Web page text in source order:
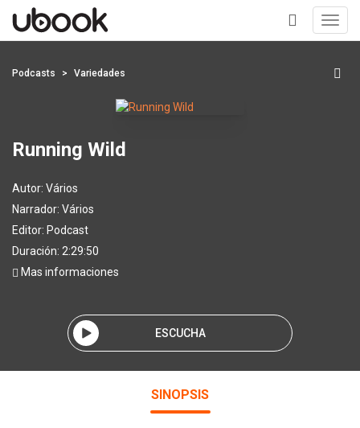
+
Podcasts Variedades
Running Wild
Autor: Vários
Narrador: Vários
Editor: Podcast
Duración: 2:29:50
Mas informaciones
ESCUCHA
SINOPSIS